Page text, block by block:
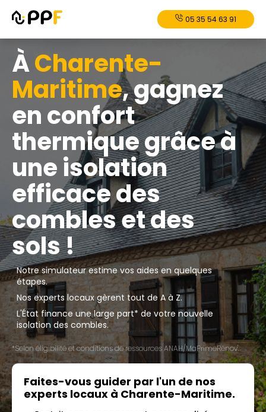
05 35 54 63 91
ÀCharente-
Maritime, gagnez
en confort
thermique grâce à
une isolation
efficace des
combles et des
sols !
Notre simulateur estime vos aides en quelques
étapes.
Nos experts locaux gèrent tout de A à Z.
L'État finance une large part* de votre nouvelle
isolation des combles.
*Selon éligibilité et conditions de ressources ANAH/MaPrimeRénov'.
Faites-vous guider par l'un de nos
experts locaux à Charente-Maritime.